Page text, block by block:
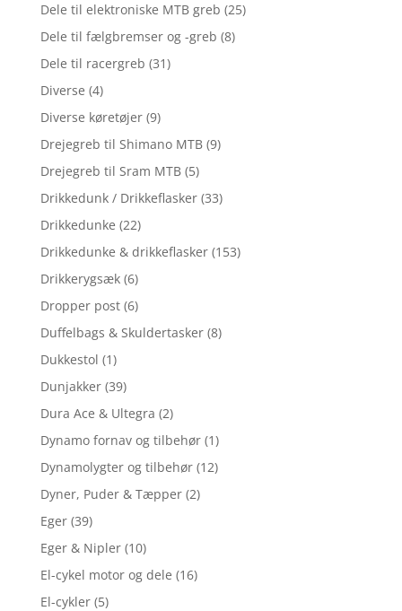
Dele til elektroniske MTB greb (25)
Dele til fælgbremser og -greb (8)
Dele til racergreb (31)
Diverse (4)
Diverse køretøjer (9)
Drejegreb til Shimano MTB (9)
Drejegreb til Sram MTB (5)
Drikkedunk / Drikkeflasker (33)
Drikkedunke (22)
Drikkedunke & drikkeflasker (153)
Drikkerygsæk (6)
Dropper post (6)
Duffelbags & Skuldertasker (8)
Dukkestol (1)
Dunjakker (39)
Dura Ace & Ultegra (2)
Dynamo fornav og tilbehør (1)
Dynamolygter og tilbehør (12)
Dyner, Puder & Tæpper (2)
Eger (39)
Eger & Nipler (10)
El-cykel motor og dele (16)
El-cykler (5)